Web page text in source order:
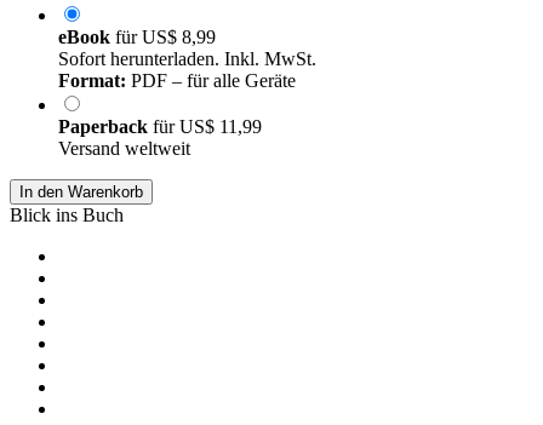
eBook fürUS$ 8,99
Sofort herunterladen. Inkl. MwSt.
Format: PDF – für alle Geräte
Paperback fürUS$ 11,99
Versand weltweit
In den Warenkorb
Blick ins Buch